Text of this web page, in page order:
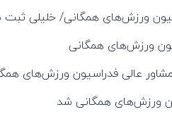
همگانی/ خلیلی ثبت
ورزش‌های همگانی
ورزش‌های همگانی شد